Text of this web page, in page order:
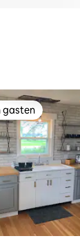
gasten
gasten